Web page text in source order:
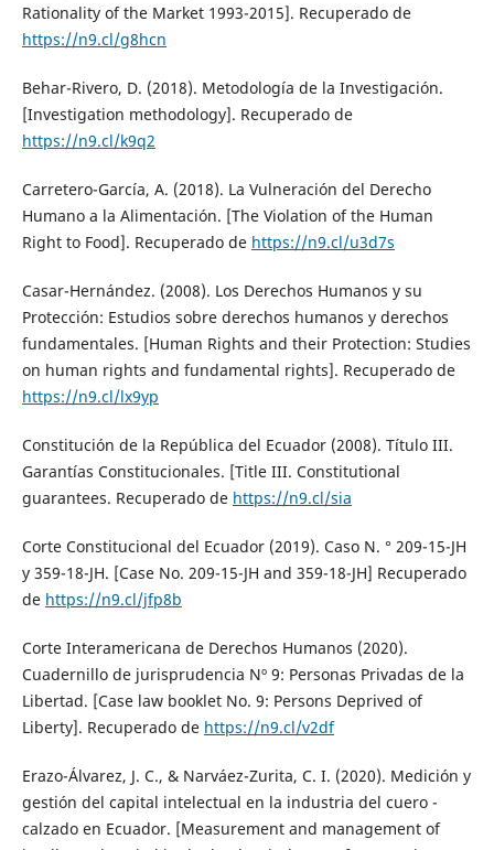
Rationality of the Market 1993-2015]. Recuperado de
https://n9.cl/g8hcn
Behar-Rivero, D. (2018). Metodología de la Investigación.
[Investigation methodology]. Recuperado de
https://n9.cl/k9q2
Carretero-García, A. (2018). La Vulneración del Derecho
Humano a la Alimentación. [The Violation of the Human
Right to Food]. Recuperado de https://n9.cl/u3d7s
Casar-Hernández. (2008). Los Derechos Humanos y su
Protección: Estudios sobre derechos humanos y derechos
fundamentales. [Human Rights and their Protection: Studies
on human rights and fundamental rights]. Recuperado de
https://n9.cl/lx9yp
Constitución de la República del Ecuador (2008). Título III.
Garantías Constitucionales. [Title III. Constitutional
guarantees. Recuperado de https://n9.cl/sia
Corte Constitucional del Ecuador (2019). Caso N. ° 209-15-JH
y 359-18-JH. [Case No. 209-15-JH and 359-18-JH] Recuperado
de https://n9.cl/jfp8b
Corte Interamericana de Derechos Humanos (2020).
Cuadernillo de jurisprudencia Nº 9: Personas Privadas de la
Libertad. [Case law booklet No. 9: Persons Deprived of
Liberty]. Recuperado de https://n9.cl/v2df
Erazo-Álvarez, J. C., & Narváez-Zurita, C. I. (2020). Medición y
gestión del capital intelectual en la industria del cuero -
calzado en Ecuador. [Measurement and management of